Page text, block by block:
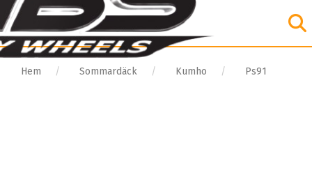
Hem Sommardäck Kumho Ps91